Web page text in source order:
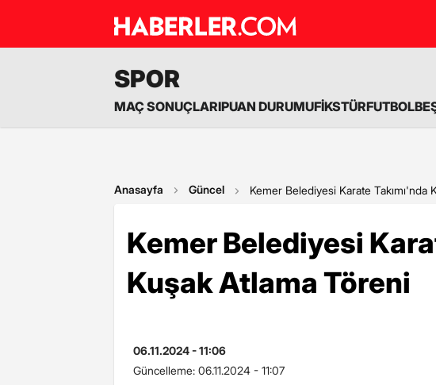
SPOR
MAÇ SONUÇLARIPUAN DURUMUFİKSTÜRFUTBOL
Anasayfa Güncel Kemer Belediyesi Karate Takımı'nda
Kemer Belediyesi
Kuşak Atlama Töreni
06.11.2024 - 11:06
Güncelleme: 06.11.2024 - 11:07